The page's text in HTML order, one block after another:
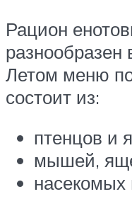
Рацион
разнообразен
Летом меню
состоит из:
птенцов и
мышей,
насекомых